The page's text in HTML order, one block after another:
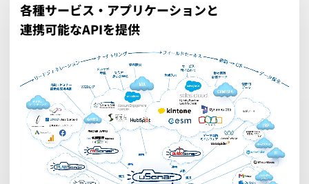
各種サービス・アプリケーションと
連携可能なAPIを提供